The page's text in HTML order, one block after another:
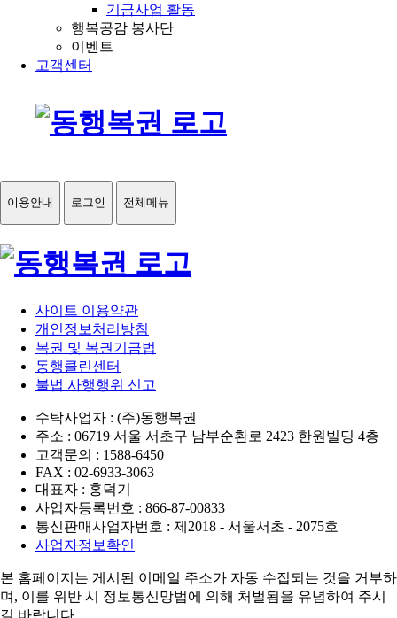
기금사업 활동
행복공감 봉사단
이벤트
고객센터
이용안내 로그인 전체메뉴
사이트 이용약관
개인정보처리방침
복권 및 복권기금법
동행클린센터
불법 사행행위 신고
수탁사업자 : (주)동행복권
주소 : 06719 서울 서초구 남부순환로 2423 한원빌딩 4층
고객문의 : 1588-6450
FAX : 02-6933-3063
대표자 : 홍덕기
사업자등록번호 : 866-87-00833
통신판매사업자번호 : 제2018 - 서울서초 - 2075호
사업자정보확인
본 홈페이지는 게시된 이메일 주소가 자동 수집되는 것을 거부하
며, 이를 위반 시 정보통신망법에 의해 처벌됨을 유념하여 주시